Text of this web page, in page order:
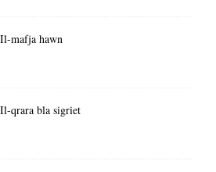
mafja hawn
qrara bla sigriet